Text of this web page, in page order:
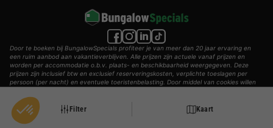
Filter Kaart
Door te boeken bij BungalowSpecials profiteer je van meer dan 20 jaar ervaring en
een ruim aanbod aan vakantieverblijven. Alle prijzen zijn actuele vanaf prijzen en
worden per accommodatie o.b.v. plaats- en beschikbaarheid weergegeven. Deze
prijzen zijn inclusief btw en exclusief reserveringskosten, verplichte toeslagen per
persoon (per nacht) en eventuele toeristenbelasting. Door middel van cookies willen
© 2002 - 2025 AddGuests B.V. Alle rechten voorbehouden.